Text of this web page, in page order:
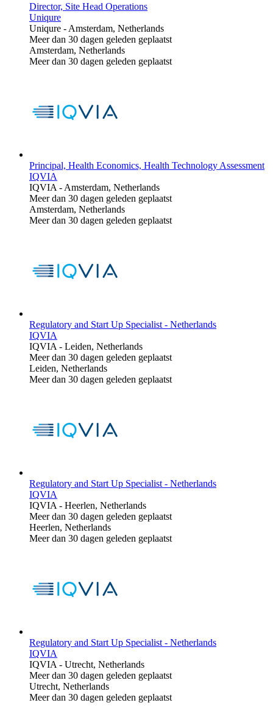
Director, Site Head Operations
Uniqure
Uniqure - Amsterdam, Netherlands
Meer dan 30 dagen geleden geplaatst
Amsterdam, Netherlands
Meer dan 30 dagen geleden geplaatst
Principal, Health Economics, Health Technology Assessment
IQVIA
IQVIA - Amsterdam, Netherlands
Meer dan 30 dagen geleden geplaatst
Amsterdam, Netherlands
Meer dan 30 dagen geleden geplaatst
Regulatory and Start Up Specialist - Netherlands
IQVIA
IQVIA - Leiden, Netherlands
Meer dan 30 dagen geleden geplaatst
Leiden, Netherlands
Meer dan 30 dagen geleden geplaatst
Regulatory and Start Up Specialist - Netherlands
IQVIA
IQVIA - Heerlen, Netherlands
Meer dan 30 dagen geleden geplaatst
Heerlen, Netherlands
Meer dan 30 dagen geleden geplaatst
Regulatory and Start Up Specialist - Netherlands
IQVIA
IQVIA - Utrecht, Netherlands
Meer dan 30 dagen geleden geplaatst
Utrecht, Netherlands
Meer dan 30 dagen geleden geplaatst